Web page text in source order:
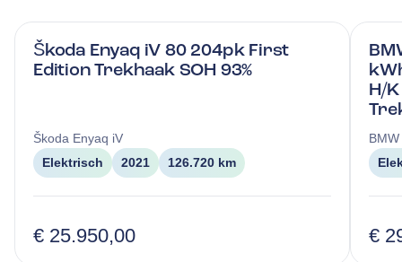
Škoda Enyaq iV 80 204pk First
Edition Trekhaak SOH 93%
Škoda Enyaq iV
Elektrisch
2021 126.720 km
€ 25.950,00
H/
BMW
€